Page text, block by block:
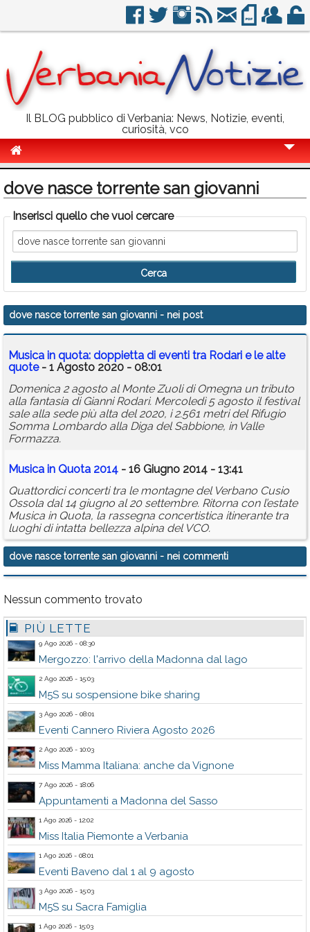
Il BLOG pubblico di Verbania: News, Notizie, eventi,
curiosità, vco
Politica
Sport
Eventi
Info Utili
Rubriche
Calendario
Annunci
dove nasce torrente san giovanni
Inserisci quello che vuoi cercare
dove nasce torrente san giovanni - nei post
Musica in quota: doppietta di eventi tra Rodari e le alte
quote- 1 Agosto 2020 - 08:01
Domenica 2 agosto al Monte Zuoli di Omegna un tributo
alla fantasia di Gianni Rodari. Mercoledì 5 agosto il festival
sale alla sede più alta del 2020, i 2.561 metri del Rifugio
Somma Lombardo alla Diga del Sabbione, in Valle
Formazza.
Musica in Quota 2014 - 16 Giugno 2014 - 13:41
Quattordici concerti tra le montagne del Verbano Cusio
Ossola dal 14 giugno al 20 settembre. Ritorna con l’estate
Musica in Quota, la rassegna concertistica itinerante tra
luoghi di intatta bellezza alpina del VCO.
dove nasce torrente san giovanni - nei commenti
Nessun commento trovato
PIÙ LETTE
9 Ago 2026 - 08:30
Mergozzo: l'arrivo della Madonna dal lago
2 Ago 2026 - 15:03
M5S su sospensione bike sharing
3 Ago 2026 - 08:01
Eventi Cannero Riviera Agosto 2026
2 Ago 2026 - 10:03
Miss Mamma Italiana: anche da Vignone
7 Ago 2026 - 18:06
Appuntamenti a Madonna del Sasso
1 Ago 2026 - 12:02
Miss Italia Piemonte a Verbania
1 Ago 2026 - 08:01
Eventi Baveno dal 1 al 9 agosto
3 Ago 2026 - 15:03
M5S su Sacra Famiglia
1 Ago 2026 - 15:03